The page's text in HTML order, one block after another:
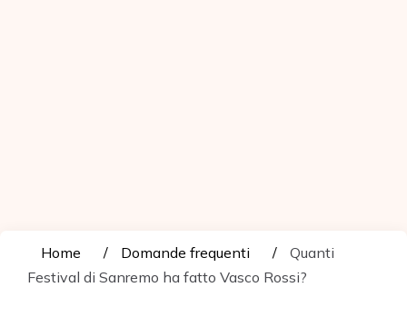
Home Domande frequenti
Quanti
Festival di Sanremo ha fatto Vasco Rossi?